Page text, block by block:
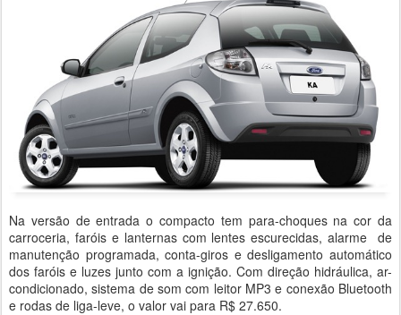
Na versão de entrada o compacto tem para-choques na cor da
carroceria, faróis e lanternas com lentes escurecidas, alarme de
manutenção programada, conta-giros e desligamento automático
dos faróis e luzes junto com a ignição. Com direção hidráulica, ar-
condicionado, sistema de som com leitor MP3 e conexão Bluetooth
e rodas de liga-leve, o valor vai para R$ 27.650.